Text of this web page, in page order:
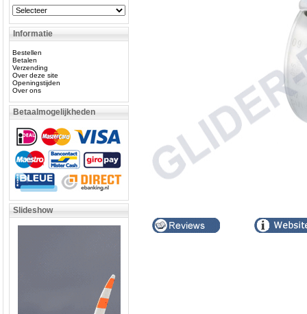
Informatie
Bestellen
Betalen
Verzending
Over deze site
Openingstijden
Over ons
Betaalmogelijkheden
Slideshow